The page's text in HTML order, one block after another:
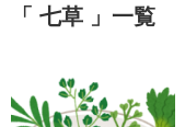
「 七草 」一覧